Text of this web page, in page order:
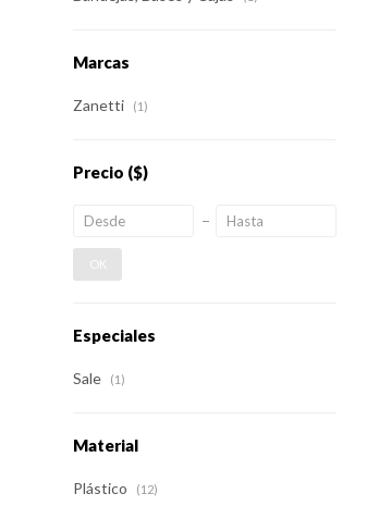
Marcas
Zanetti (1)
Precio ($)
OK
Especiales
Sale (1)
Material
Plástico (12)